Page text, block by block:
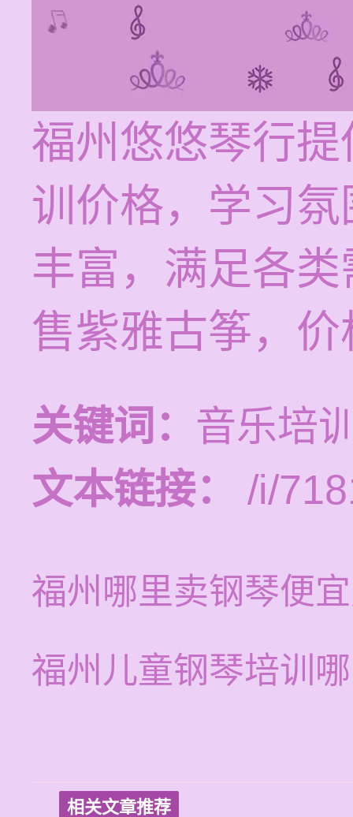
福州悠悠琴行
训价格，学习
丰富，满足各
售紫雅古筝，
关键词： 音乐培
文本链接：
/i/
福州哪里卖钢琴便
福州儿童钢琴培训
相关文章推荐